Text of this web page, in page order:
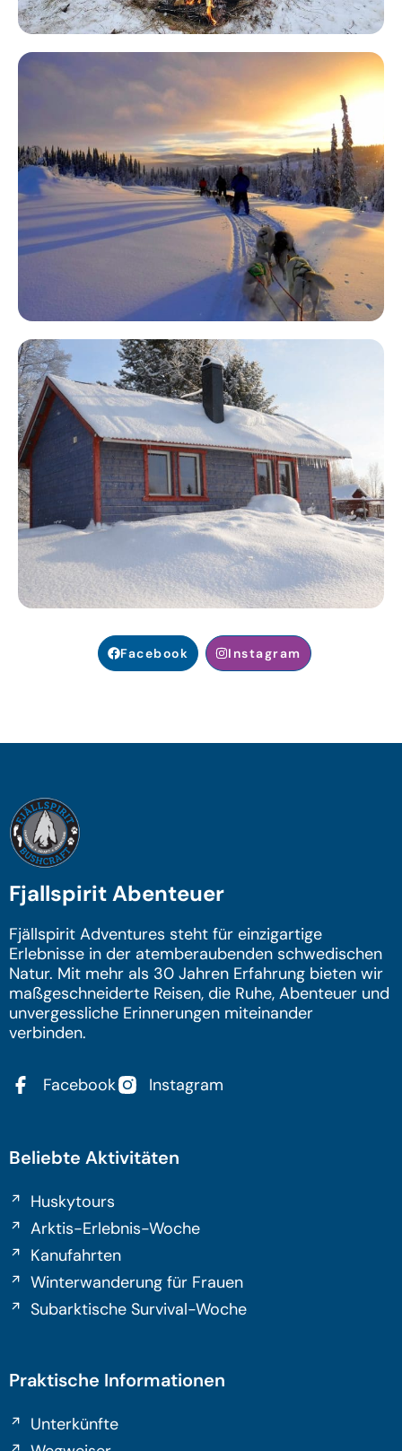
Facebook Instagram
Fjallspirit Abenteuer
Fjällspirit Adventures steht für einzigartige
Erlebnisse in der atemberaubenden schwedischen
Natur. Mit mehr als 30 Jahren Erfahrung bieten wir
maßgeschneiderte Reisen, die Ruhe, Abenteuer und
unvergessliche Erinnerungen miteinander
verbinden.
Facebook Instagram
Beliebte Aktivitäten
Huskytours
Arktis-Erlebnis-Woche
Kanufahrten
Winterwanderung für Frauen
Subarktische Survival-Woche
Praktische Informationen
Unterkünfte